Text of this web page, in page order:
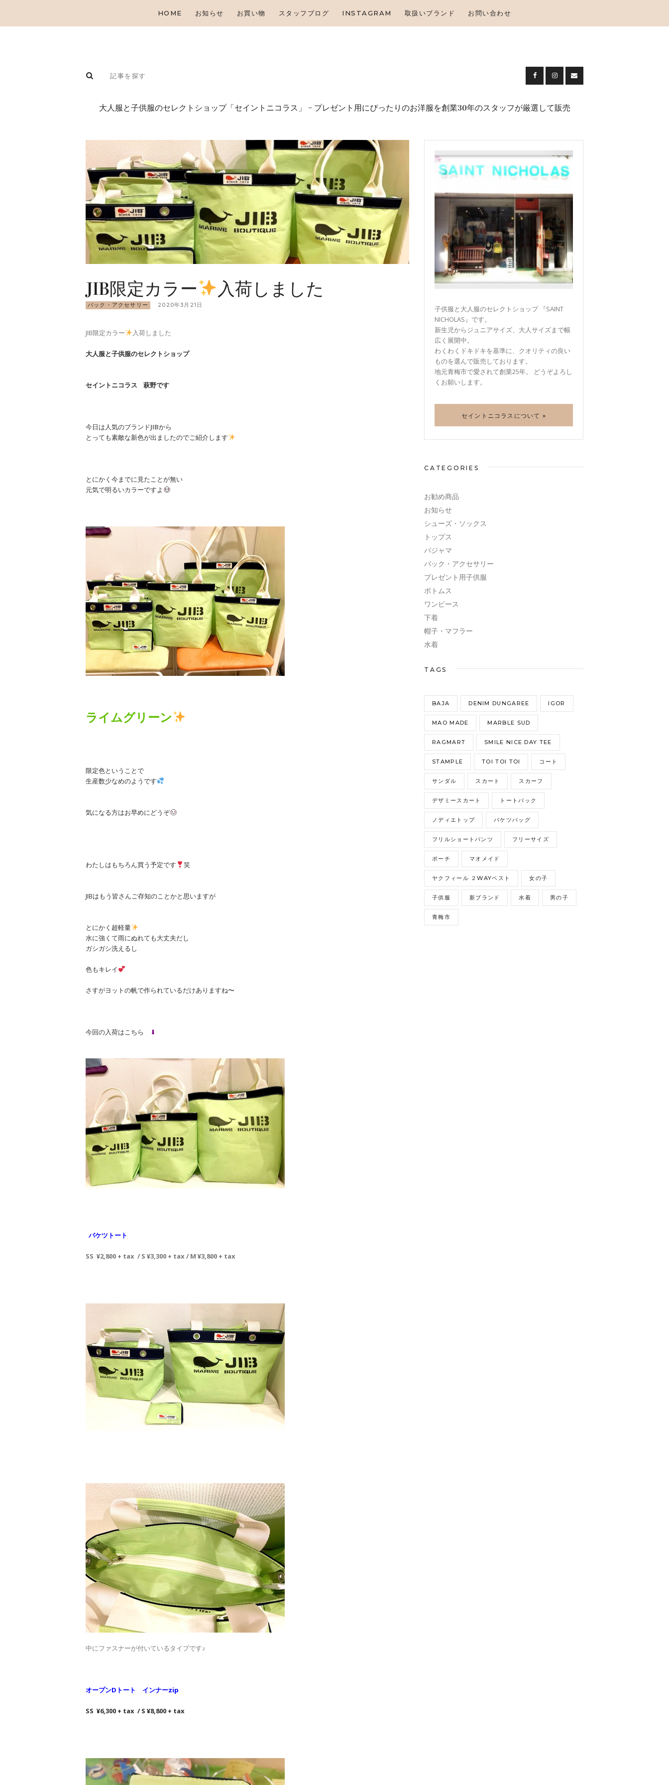
HOME お知らせ お買い物 スタッフブログ INSTAGRAM 取扱いブランド お問い合わせ
⼤⼈服と⼦供服のセレクトショップ「セイントニコラス」 – プレゼント⽤にぴったりのお洋服を創業30年のスタッフが厳選して販売
HOME
INSTAGRAM
お問い合わせ
JIB限定カラー 入荷しました
バック・アクセサリー 2020年3月21日
JIB限定カラー 入荷しました
大人服と子供服のセレクトショップ
セイントニコラス 萩野です
今日は人気のブランドJIBから
とっても素敵な新色が出ましたのでご紹介します
とにかく今までに見たことが無い
元気で明るいカラーですよ
ライムグリーン
限定色ということで
生産数少なめのようです
気になる方はお早めにどうぞ
わたしはもちろん買う予定です 笑
JIBはもう皆さんご存知のことかと思いますが
とにかく超軽量
水に強くて雨にぬれても大丈夫だし
ガシガシ洗えるし
色もキレイ
さすがヨットの帆で作られているだけありますね〜
今回の入荷はこちら ⬇︎
バケツトート
SS ¥2,800 + tax / S ¥3,300 + tax / M ¥3,800 + tax
中にファスナーが付いているタイプです♪
オープンDトート インナーzip
SS ¥6,300 + tax / S ¥8,800 + tax
子供服と大人服のセレクトショップ 『SAINT
NICHOLAS』です。
新生児からジュニアサイズ、大人サイズまで幅
広く展開中。
わくわくドキドキを基準に、クオリティの良い
ものを選んで販売しております。
地元青梅市で愛されて創業25年。 どうぞよろし
くお願いします。
セイントニコラスについて »
CATEGORIES
お勧め商品
お知らせ
シューズ・ソックス
トップス
パジャマ
バック・アクセサリー
プレゼント用子供服
ボトムス
ワンピース
下着
帽子・マフラー
水着
TAGS
BAJA DENIM DUNGAREE IGOR
MAO MADE MARBLE SUD
RAGMART SMILE NICE DAY TEE
STAMPLE TOI TOI TOI コート
サンダル スカート スカーフ
デザミースカート トートバック
ノディエトップ バケツバッグ
フリルショートパンツ フリーサイズ
ポーチ マオメイド
ヤクフィール ２WAYベスト 女の子
子供服 新ブランド 水着 男の子
青梅市